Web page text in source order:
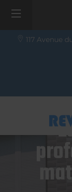
117 Avenue